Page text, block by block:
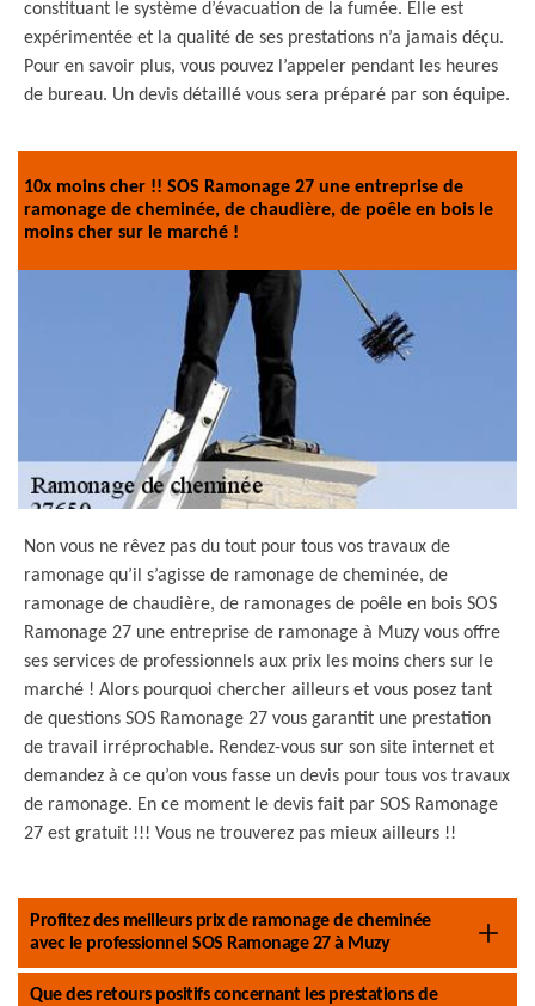
constituant le système d’évacuation de la fumée. Elle est
expérimentée et la qualité de ses prestations n’a jamais déçu.
Pour en savoir plus, vous pouvez l’appeler pendant les heures
de bureau. Un devis détaillé vous sera préparé par son équipe.
10x moins cher !! SOS Ramonage 27 une entreprise de
ramonage de cheminée, de chaudière, de poêle en bois le
moins cher sur le marché !
Non vous ne rêvez pas du tout pour tous vos travaux de
ramonage qu’il s’agisse de ramonage de cheminée, de
ramonage de chaudière, de ramonages de poêle en bois SOS
Ramonage 27 une entreprise de ramonage à Muzy vous offre
ses services de professionnels aux prix les moins chers sur le
marché ! Alors pourquoi chercher ailleurs et vous posez tant
de questions SOS Ramonage 27 vous garantit une prestation
de travail irréprochable. Rendez-vous sur son site internet et
demandez à ce qu’on vous fasse un devis pour tous vos travaux
de ramonage. En ce moment le devis fait par SOS Ramonage
27 est gratuit !!! Vous ne trouverez pas mieux ailleurs !!
Profitez des meilleurs prix de ramonage de cheminée
avec le professionnel SOS Ramonage 27 à Muzy
Que des retours positifs concernant les prestations de